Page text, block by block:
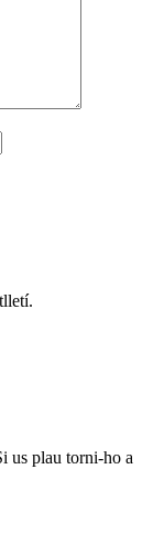
us plau torni-ho a